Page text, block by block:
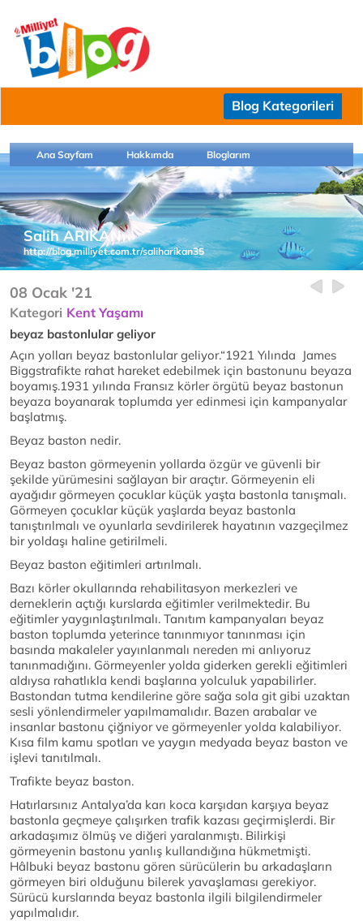
Blog Kategorileri
Ana Sayfam Hakkımda Bloglarım
Salih ARIKAN
http://blog.milliyet.com.tr/saliharikan35
08 Ocak '21
Kategori Kent Yaşamı
beyaz bastonlular geliyor
Açın yolları beyaz bastonlular geliyor.“1921 Yılında James
Biggstrafikte rahat hareket edebilmek için bastonunu beyaza
boyamış.1931 yılında Fransız körler örgütü beyaz bastonun
beyaza boyanarak toplumda yer edinmesi için kampanyalar
başlatmış.
Beyaz baston nedir.
Beyaz baston görmeyenin yollarda özgür ve güvenli bir
şekilde yürümesini sağlayan bir araçtır. Görmeyenin eli
ayağıdır görmeyen çocuklar küçük yaşta bastonla tanışmalı.
Görmeyen çocuklar küçük yaşlarda beyaz bastonla
tanıştırılmalı ve oyunlarla sevdirilerek hayatının vazgeçilmez
bir yoldaşı haline getirilmeli.
Beyaz baston eğitimleri artırılmalı.
Bazı körler okullarında rehabilitasyon merkezleri ve
derneklerin açtığı kurslarda eğitimler verilmektedir. Bu
eğitimler yaygınlaştırılmalı. Tanıtım kampanyaları beyaz
baston toplumda yeterince tanınmıyor tanınması için
basında makaleler yayınlanmalı nereden mi anlıyoruz
tanınmadığını. Görmeyenler yolda giderken gerekli eğitimleri
aldıysa rahatlıkla kendi başlarına yolculuk yapabilirler.
Bastondan tutma kendilerine göre sağa sola git gibi uzaktan
sesli yönlendirmeler yapılmamalıdır. Bazen arabalar ve
insanlar bastonu çiğniyor ve görmeyenler yolda kalabiliyor.
Kısa film kamu spotları ve yaygın medyada beyaz baston ve
işlevi tanıtılmalı.
Trafikte beyaz baston.
Hatırlarsınız Antalya’da karı koca karşıdan karşıya beyaz
bastonla geçmeye çalışırken trafik kazası geçirmişlerdi. Bir
arkadaşımız ölmüş ve diğeri yaralanmıştı. Bilirkişi
görmeyenin bastonu yanlış kullandığına hükmetmişti.
Hâlbuki beyaz bastonu gören sürücülerin bu arkadaşların
görmeyen biri olduğunu bilerek yavaşlaması gerekiyor.
Sürücü kurslarında beyaz bastonla ilgili bilgilendirmeler
yapılmalıdır.